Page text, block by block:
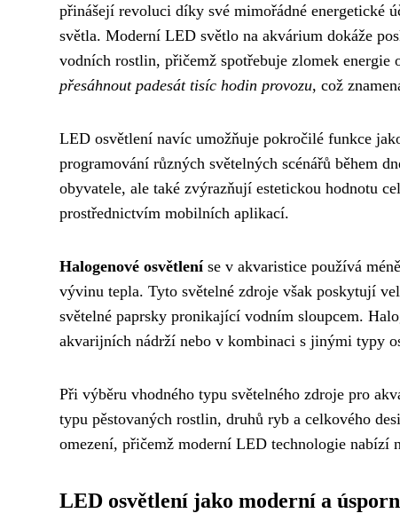
přinášejí revoluci díky své mimořádné energetické
světla. Moderní LED světlo na akvárium dokáže
vodních rostlin, přičemž spotřebuje zlomek energie
přesáhnout padesát tisíc hodin provozu, což
LED osvětlení navíc umožňuje pokročilé funkce
programování různých světelných scénářů během
obyvatele, ale také zvýrazňují estetickou hodnotu
prostřednictvím mobilních aplikací.
Halogenové osvětleníse v akvaristice používá
vývinu tepla. Tyto světelné zdroje však poskytují
světelné paprsky pronikající vodním sloupcem.
akvarijních nádrží nebo v kombinaci s jinými typy
Při výběru vhodného typu světelného zdroje pro
typu pěstovaných rostlin, druhů ryb a celkového
omezení, přičemž moderní LED technologie nabízí
LED osvětlení jako moderní a